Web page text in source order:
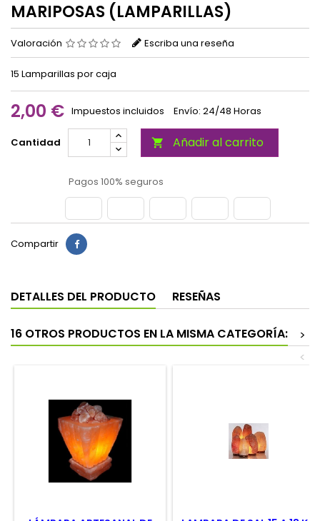
MARIPOSAS (LAMPARILLAS)
Valoración Escriba una reseña
15 Lamparillas por caja
2,00 € Impuestos incluidos Envío: 24/48 Horas
Cantidad  Añadir al carrito
Pagos 100% seguros
Compartir
DETALLES DEL PRODUCTO RESEÑAS
16 OTROS PRODUCTOS EN LA MISMA CATEGORÍA:
>
<